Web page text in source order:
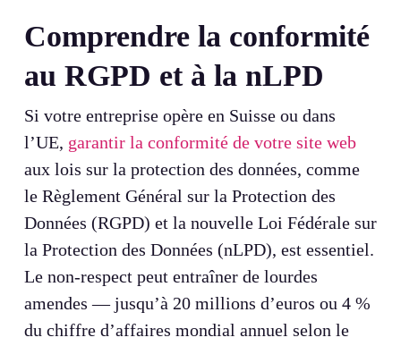
Comprendre la conformité
au RGPD et à la nLPD
Si votre entreprise opère en Suisse ou dans
l’UE, garantir la conformité de votre site web
aux lois sur la protection des données, comme
le Règlement Général sur la Protection des
Données (RGPD) et la nouvelle Loi Fédérale sur
la Protection des Données (nLPD), est essentiel.
Le non-respect peut entraîner de lourdes
amendes — jusqu’à 20 millions d’euros ou 4 %
du chiffre d’affaires mondial annuel selon le